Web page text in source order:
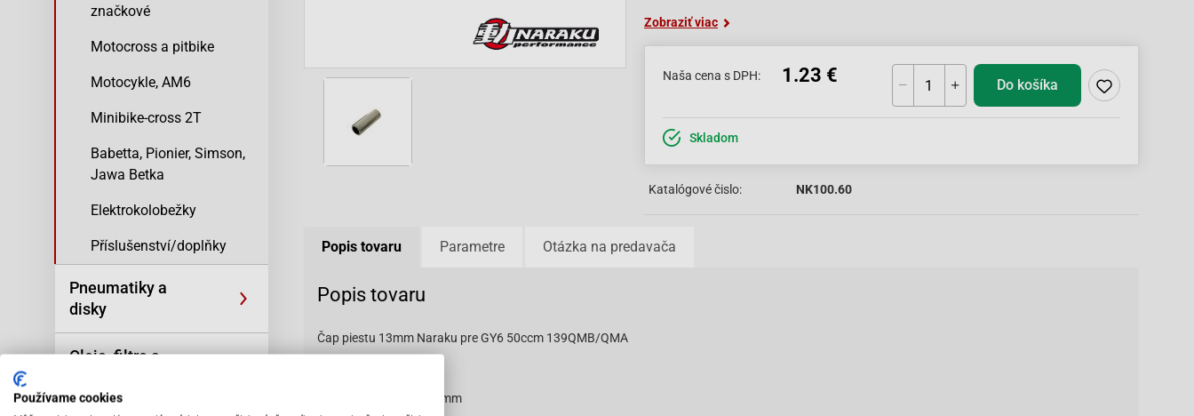
značkové
Motocross a pitbike
Motocykle, AM6
Minibike-cross 2T
Babetta, Pionier, Simson,
Jawa Betka
Elektrokolobežky
Příslušenství/doplňky
Pneumatiky a
disky
Oleje, filtre a
Zobraziť viac
Naša cena s DPH: 1.23 € Do košíka
Skladom
Katalógové čislo: NK100.60
Popis tovaru Parametre Otázka na predavača
Popis tovaru
Čap piestu 13mm Naraku pre GY6 50ccm 139QMB/QMA
Pre valec s vŕtaním: 44mm
Používame cookies